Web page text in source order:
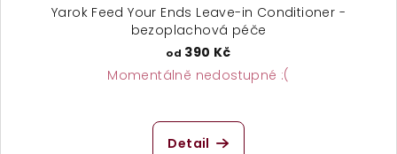
Yarok Feed Your Ends Leave-in Conditioner -
bezoplachová péče
od 390 Kč
Momentálně nedostupné :(
Detail